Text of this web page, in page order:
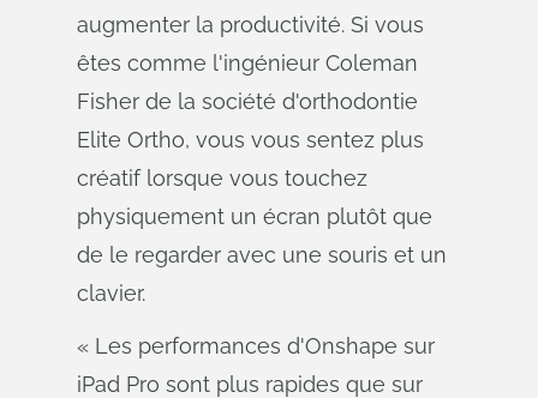
augmenter la productivité. Si vous
êtes comme l'ingénieur Coleman
Fisher de la société d'orthodontie
Elite Ortho, vous vous sentez plus
créatif lorsque vous touchez
physiquement un écran plutôt que
de le regarder avec une souris et un
clavier.
« Les performances d'Onshape sur
iPad Pro sont plus rapides que sur